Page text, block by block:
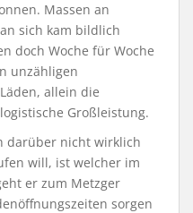
Massen an
sich kam bildlich
doch Woche für Woche
unzähligen
allein die
Großleistung.
darüber nicht wirklich
will, ist welcher im
er zum Metzger
sorgen